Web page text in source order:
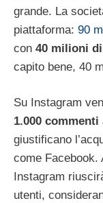
grande. La
piattaforma: 90
con 40 milioni
capito bene, 40
Su Instagram
1.000
giustificano
come Facebook.
Instagram
utenti,